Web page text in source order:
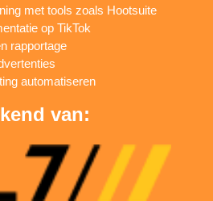
met tools zoals Hootsuite
op TikTok
rapportage
automatiseren
van: